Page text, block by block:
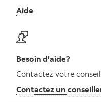
Aide
Besoin d'aide?
Contactez votre
Contactez un